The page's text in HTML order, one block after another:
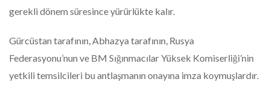
gerekli dönem süresince yürürlükte kalır.
Gürcüstan tarafının, Abhazya tarafının, Rusya
Federasyonu’nun ve BM Sığınmacılar Yüksek Komiserliği’nin
yetkili temsilcileri bu antlaşmanın onayına imza koymuşlardır.